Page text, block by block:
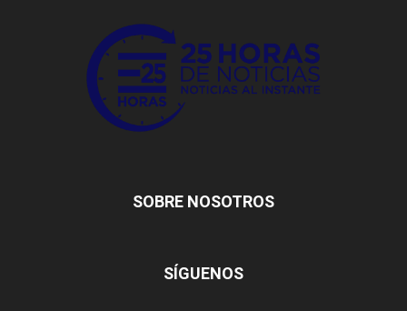
SOBRE NOSOTROS
SÍGUENOS